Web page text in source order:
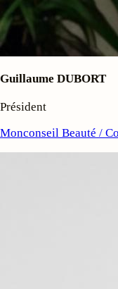
Guillaume DUBORT
Président
Monconseil Beauté /